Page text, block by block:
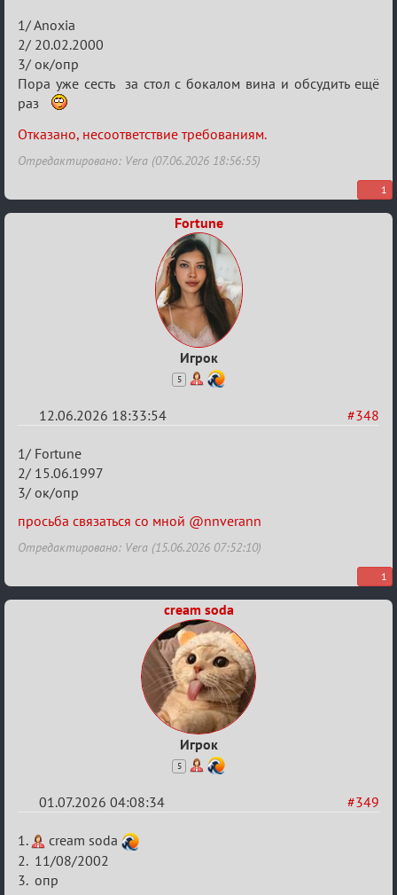
Re:
Заявки
в
Авторитеты²
1/ Anoxia
2/ 20.02.2000
3/ ок/опр
Пора уже сесть за стол с бокалом вина и обсудить ещё
раз
Отказано, несоответствие требованиям.
Отредактировано: Vera (07.06.2026 18:56:55)
1
Fortune
Игрок
5
#348
12.06.2026 18:33:54
Re:
Заявки
в
Авторитеты²
1/ Fortune
2/ 15.06.1997
3/ ок/опр
просьба связаться со мной @nnverann
Отредактировано: Vera (15.06.2026 07:52:10)
1
cream soda
Игрок
5
#349
01.07.2026 04:08:34
Re:
Заявки
в
1.
cream soda
2. 11/08/2002
3. опр